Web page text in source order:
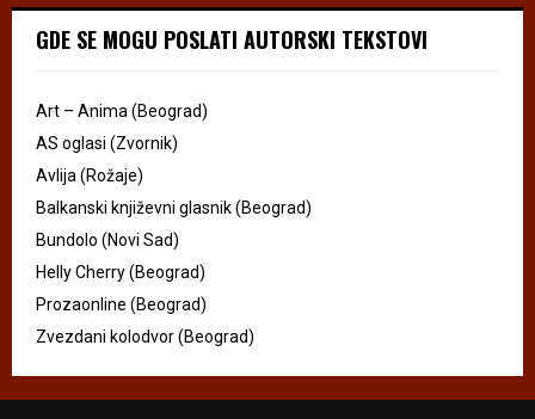
GDE SE MOGU POSLATI AUTORSKI TEKSTOVI
Art – Anima (Beograd)
AS oglasi (Zvornik)
Avlija (Rožaje)
Balkanski književni glasnik (Beograd)
Bundolo (Novi Sad)
Helly Cherry (Beograd)
Prozaonline (Beograd)
Zvezdani kolodvor (Beograd)